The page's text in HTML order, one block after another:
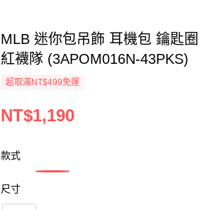
MLB 迷你包吊飾 耳機包 鑰匙
紅襪隊 (3APOM016N-43PKS)
超取滿NT$499免運
NT$1,190
款式
尺寸